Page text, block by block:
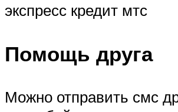
экспресс кредит мтс
Помощь друга
Можно отправить смс